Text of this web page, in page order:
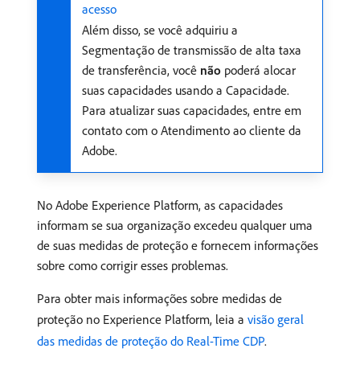
acesso
Além disso, se você adquiriu a
Segmentação de transmissão de alta taxa
de transferência, você não poderá alocar
suas capacidades usando a Capacidade.
Para atualizar suas capacidades, entre em
contato com o Atendimento ao cliente da
Adobe.
No Adobe Experience Platform, as capacidades
informam se sua organização excedeu qualquer uma
de suas medidas de proteção e fornecem informações
sobre como corrigir esses problemas.
Para obter mais informações sobre medidas de
proteção no Experience Platform, leia a visão geral
das medidas de proteção do Real-Time CDP.